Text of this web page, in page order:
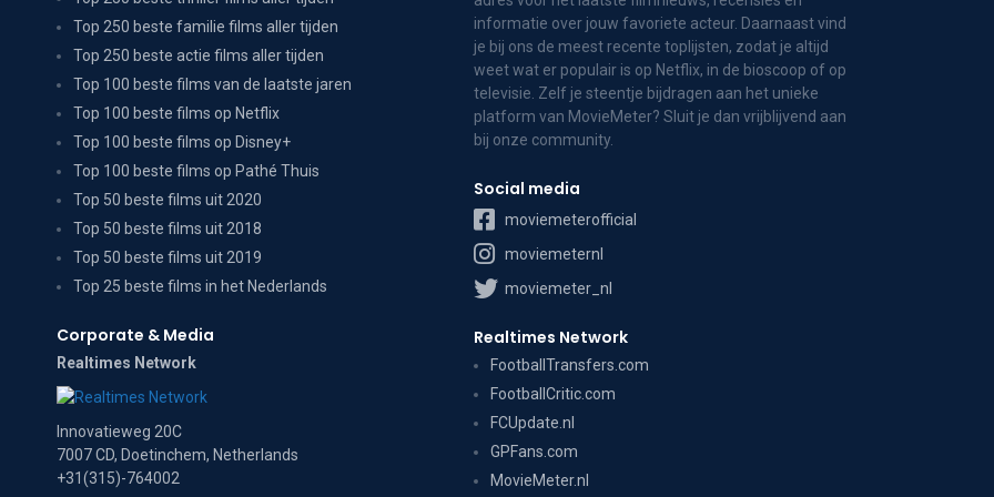
Top 250 beste familie films aller tijden
Top 250 beste actie films aller tijden
Top 100 beste films van de laatste jaren
Top 100 beste films op Netflix
Top 100 beste films op Disney+
Top 100 beste films op Pathé Thuis
Top 50 beste films uit 2020
Top 50 beste films uit 2018
Top 50 beste films uit 2019
Top 25 beste films in het Nederlands
Corporate & Media
Realtimes Network
Innovatieweg 20C
7007 CD, Doetinchem, Netherlands
+31(315)-764002
informatie over jouw favoriete acteur. Daarnaast vind
je bij ons de meest recente toplijsten, zodat je altijd
weet wat er populair is op Netflix, in de bioscoop of op
televisie. Zelf je steentje bijdragen aan het unieke
platform van MovieMeter? Sluit je dan vrijblijvend aan
bij onze community.
Social media
moviemeterofficial
moviemeternl
moviemeter_nl
Realtimes Network
FootballTransfers.com
FootballCritic.com
FCUpdate.nl
GPFans.com
MovieMeter.nl